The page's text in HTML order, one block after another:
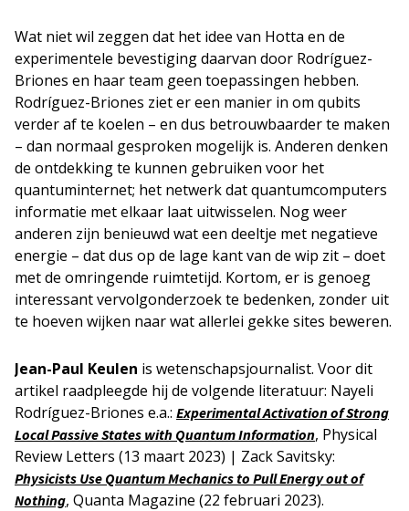
Wat niet wil zeggen dat het idee van Hotta en de
experimentele bevestiging daarvan door Rodríguez-
Briones en haar team geen toepassingen hebben.
Rodríguez-Briones ziet er een manier in om qubits
verder af te koelen – en dus betrouwbaarder te maken
– dan normaal gesproken mogelijk is. Anderen denken
de ontdekking te kunnen gebruiken voor het
quantuminternet; het netwerk dat quantumcomputers
informatie met elkaar laat uitwisselen. Nog weer
anderen zijn benieuwd wat een deeltje met negatieve
energie – dat dus op de lage kant van de wip zit – doet
met de omringende ruimtetijd. Kortom, er is genoeg
interessant vervolgonderzoek te bedenken, zonder uit
te hoeven wijken naar wat allerlei gekke sites beweren.
Jean-Paul Keulen is wetenschapsjournalist. Voor dit
artikel raadpleegde hij de volgende literatuur: Nayeli
Rodríguez-Briones e.a.: Experimental Activation of Strong
Local Passive States with Quantum Information, Physical
Review Letters (13 maart 2023) | Zack Savitsky:
Physicists Use Quantum Mechanics to Pull Energy out of
Nothing, Quanta Magazine (22 februari 2023).